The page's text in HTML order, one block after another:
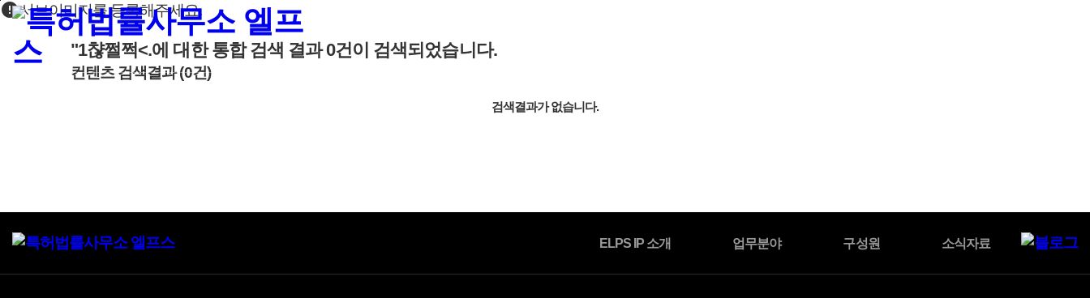
본문바로가기
error서브이미지를 등록해주세요.
"1챦쩔쩍<.에 대한 통합 검색 결과0건이 검색되었습니다.
컨텐츠 검색결과(0건)
검색결과가 없습니다.
ELPS IP 소개 업무분야 구성원 소식자료